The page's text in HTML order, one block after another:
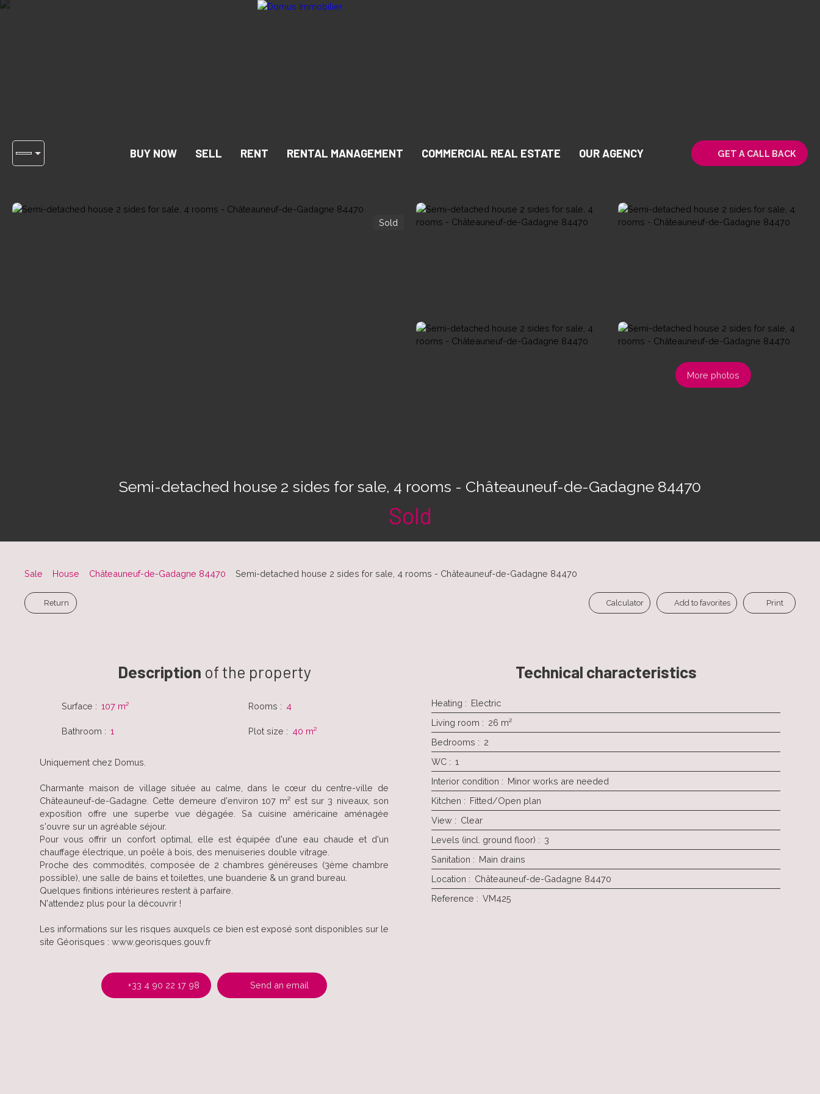
BUY NOW SELL RENT RENTAL MANAGEMENT COMMERCIAL REAL ESTATE OUR AGENCY GET A CALL BACK
Sold
More photos
Semi-detached house 2 sides for sale, 4 rooms - Châteauneuf-de-Gadagne 84470
Sold
Sale House Châteauneuf-de-Gadagne 84470 Semi-detached house 2 sides for sale, 4 rooms - Châteauneuf-de-Gadagne 84470
Return Calculator Add to favorites Print
Description of the property
Surface : 107 m² Rooms : 4
Bathroom : 1 Plot size : 40 m²
Uniquement chez Domus.
Charmante maison de village située au calme, dans le cœur du centre-ville de
Châteauneuf-de-Gadagne. Cette demeure d'environ 107 m² est sur 3 niveaux, son
exposition offre une superbe vue dégagée. Sa cuisine américaine aménagée
s'ouvre sur un agréable séjour.
Pour vous offrir un confort optimal, elle est équipée d'une eau chaude et d'un
chauffage électrique, un poêle à bois, des menuiseries double vitrage.
Proche des commodités, composée de 2 chambres généreuses (3ème chambre
possible), une salle de bains et toilettes, une buanderie & un grand bureau.
Quelques finitions intérieures restent à parfaire.
N'attendez plus pour la découvrir !
Les informations sur les risques auxquels ce bien est exposé sont disponibles sur le
site Géorisques : www.georisques.gouv.fr
+33 4 90 22 17 98 Send an email
Technical characteristics
Heating : Electric
Living room : 26 m²
Bedrooms : 2
WC : 1
Interior condition : Minor works are needed
Kitchen : Fitted/Open plan
View : Clear
Levels (incl. ground floor) : 3
Sanitation : Main drains
Location : Châteauneuf-de-Gadagne 84470
Reference : VM425